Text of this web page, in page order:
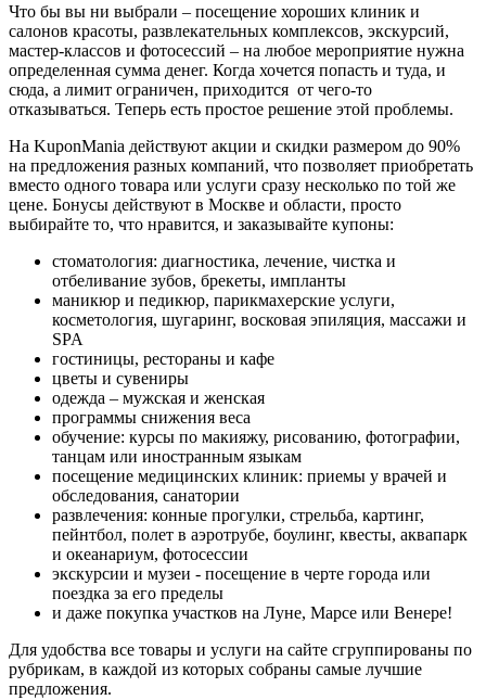
Что бы вы ни выбрали – посещение хороших клиник и
салонов красоты, развлекательных комплексов, экскурсий,
мастер-классов и фотосессий – на любое мероприятие нужна
определенная сумма денег. Когда хочется попасть и туда, и
сюда, а лимит ограничен, приходится от чего-то
отказываться. Теперь есть простое решение этой проблемы.
На KuponMania действуют акции и скидки размером до 90%
на предложения разных компаний, что позволяет приобретать
вместо одного товара или услуги сразу несколько по той же
цене. Бонусы действуют в Москве и области, просто
выбирайте то, что нравится, и заказывайте купоны:
стоматология: диагностика, лечение, чистка и
отбеливание зубов, брекеты, импланты
маникюр и педикюр, парикмахерские услуги,
косметология, шугаринг, восковая эпиляция, массажи и
SPA
гостиницы, рестораны и кафе
цветы и сувениры
одежда – мужская и женская
программы снижения веса
обучение: курсы по макияжу, рисованию, фотографии,
танцам или иностранным языкам
посещение медицинских клиник: приемы у врачей и
обследования, санатории
развлечения: конные прогулки, стрельба, картинг,
пейнтбол, полет в аэротрубе, боулинг, квесты, аквапарк
и океанариум, фотосессии
экскурсии и музеи - посещение в черте города или
поездка за его пределы
и даже покупка участков на Луне, Марсе или Венере!
Для удобства все товары и услуги на сайте сгруппированы по
рубрикам, в каждой из которых собраны самые лучшие
предложения.